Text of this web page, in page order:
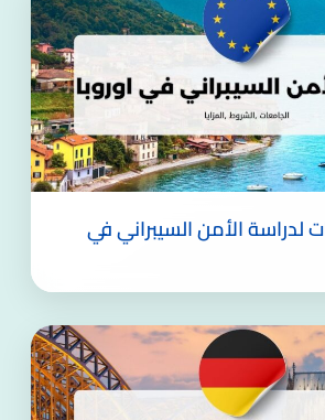
لدراسة الأمن السيبراني في